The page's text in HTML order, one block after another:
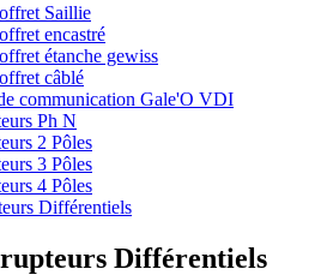
Saillie
encastré
étanche gewiss
câblé
communication Gale'O VDI
Ph N
2 Pôles
3 Pôles
4 Pôles
Différentiels
Différentiels